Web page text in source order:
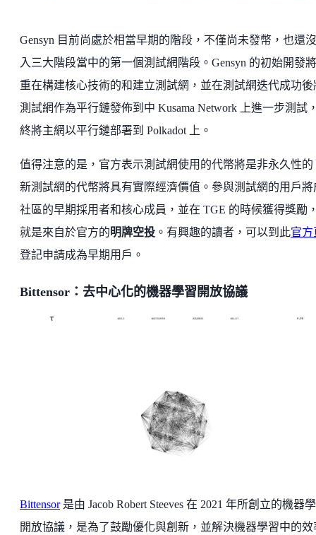
Gensyn 目前尚處於相當早期的階段，不僅尚未發幣，也還
入三大階段當中的第一個測試網階段。Gensyn 的初始開發
重在構建核心技術的和建立測試網，並在測試網迭代成功後
測試網作為平行鏈發佈到中 Kusama Network 上進一步測試
終將主網以平行鏈部署到 Polkadot 上。
值得注意的是，官方表示測試網使用的代幣將是非永久性的
新測試網的代幣將具有實際經濟價值。參與測試網的用戶將
社區的早期採用者和核心成員，並在 TGE 的時候獲得獎勵
就是來自於官方的明牌空投 。有興趣的讀者，可以到此官方
登記申請成為早期用戶。
Bittensor：去中心化的機器學習開放協議
Bittensor是由 Jacob Robert Steeves 在 2021 年所創立的機器
開放協議，是為了鼓勵優化與創新，並解決機器學習中的效